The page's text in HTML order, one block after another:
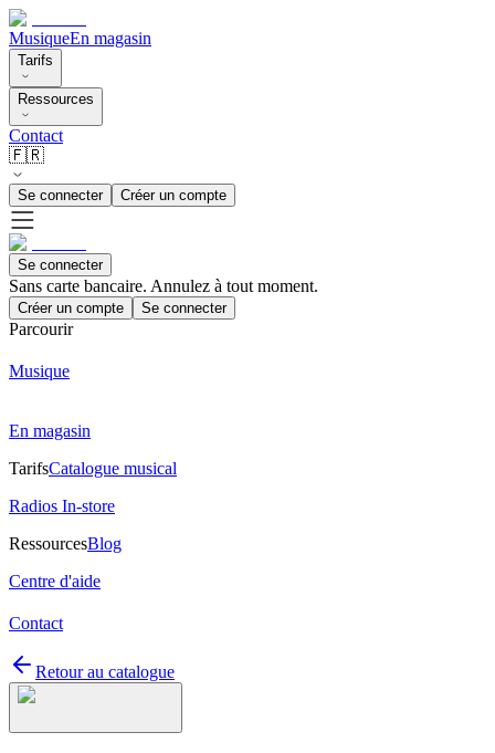
MusiqueEn magasin
Tarifs
Ressources
Contact
🇫🇷
Se connecter Créer un compte
Se connecter
Sans carte bancaire. Annulez à tout moment.
Créer un compte Se connecter
Parcourir
Musique
En magasin
TarifsCatalogue musical
Radios In-store
RessourcesBlog
Centre d'aide
Contact
Retour au catalogue